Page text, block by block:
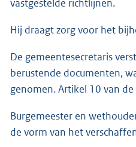
vastgestelde richtlijnen.
Hij draagt zorg voor het
De gemeentesecretaris
berustende documenten,
genomen. Artikel 10 van
Burgemeester en
de vorm van het